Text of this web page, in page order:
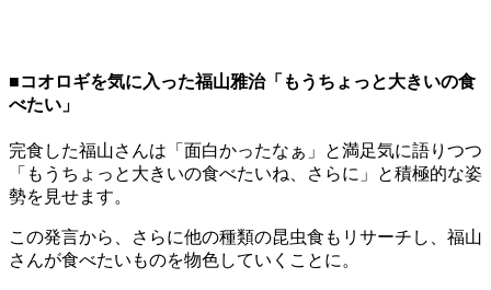
■コオロギを気に入った福山雅治「もうちょっと大きいの食
べたい」
完食した福山さんは「面白かったなぁ」と満足気に語りつつ
「もうちょっと大きいの食べたいね、さらに」と積極的な姿
勢を見せます。
この発言から、さらに他の種類の昆虫食もリサーチし、福山
さんが食べたいものを物色していくことに。